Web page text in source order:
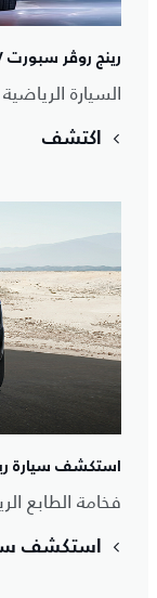
رينج روڤر سبورت SV
السيارة
اكتشف
استكشف سيارة
فخامة الطابع
استكشف